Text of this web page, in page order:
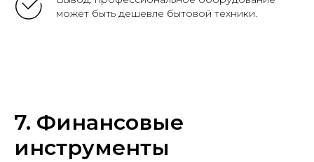
может быть дешевле бытовой техники.
7. Финансовые
инструменты